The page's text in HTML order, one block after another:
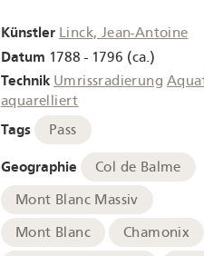
Künstler Linck, Jean-Antoine
Datum 1788 - 1796 (ca.)
Technik Umrissradierung
aquarelliert
Tags Pass
Geographie
Col de Balme
Mont Blanc Massiv
Mont Blanc
Chamonix